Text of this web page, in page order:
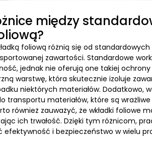
między
foliową różnią się od
zawartości. Standardowe
jednak nie oferują one takiej ochrony
warstwę, która skutecznie izoluje
niektórych materiałów. Dodatkowo,
transportu materiałów, które są
również zauważyć, że wkładki foliowe
ich trwałość. Dzięki tym różnicom,
efektywność i bezpieczeństwo w wielu